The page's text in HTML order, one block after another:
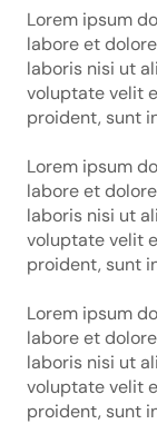
Lorem ipsum
labore et
laboris nisi ut
voluptate velit
proident, sunt
Lorem ipsum
labore et
laboris nisi ut
voluptate velit
proident, sunt
Lorem ipsum
labore et
laboris nisi ut
voluptate velit
proident, sunt